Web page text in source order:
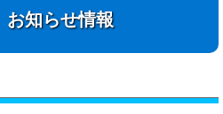
知らせ情報